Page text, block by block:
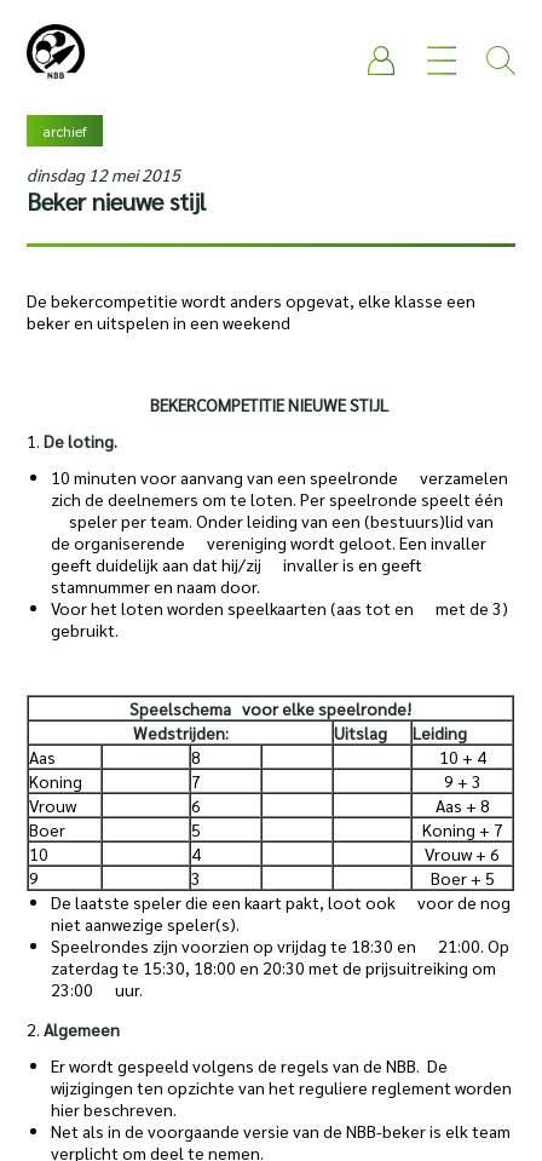
archief
dinsdag 12 mei 2015
Beker nieuwe stijl
De bekercompetitie wordt anders opgevat, elke klasse een
beker en uitspelen in een weekend
BEKERCOMPETITIE NIEUWE STIJL
1.De loting.
10 minuten voor aanvang van een speelronde verzamelen
zich de deelnemers om te loten. Per speelronde speelt één
speler per team. Onder leiding van een (bestuurs)lid van
de organiserende vereniging wordt geloot. Een invaller
geeft duidelijk aan dat hij/zij invaller is en geeft
stamnummer en naam door.
Voor het loten worden speelkaarten (aas tot en met de 3)
gebruikt.
Speelschema voor elke speelronde!
Wedstrijden:
Uitslag
Leiding
Aas
8
10 + 4
Koning
7
9 + 3
Vrouw
6
Aas + 8
Boer
5
Koning + 7
10
4
Vrouw + 6
9
3
Boer + 5
De laatste speler die een kaart pakt, loot ook voor de nog
niet aanwezige speler(s).
Speelrondes zijn voorzien op vrijdag te 18:30 en 21:00. Op
zaterdag te 15:30, 18:00 en 20:30 met de prijsuitreiking om
23:00 uur.
2.Algemeen
Er wordt gespeeld volgens de regels van de NBB. De
wijzigingen ten opzichte van het reguliere reglement worden
hier beschreven.
Net als in de voorgaande versie van de NBB-beker is elk team
verplicht om deel te nemen.